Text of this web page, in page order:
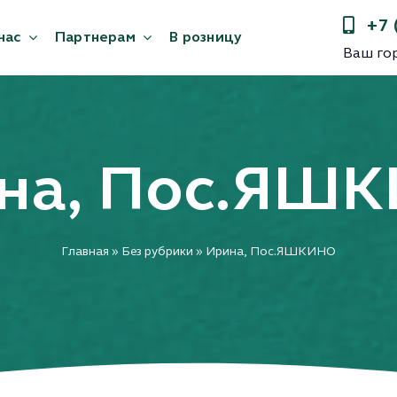
Партнерам В розницу
+7
Ваш
Партнерам В розницу
+7
Ваш
Главная » Без рубрики » Ирина, Пос.ЯШКИНО